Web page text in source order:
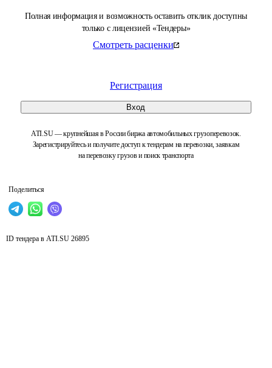
Полная информация и возможность оставить отклик доступны
только с лицензией «Тендеры»
Смотреть расценки
Регистрация
Вход
ATI.SU — крупнейшая в России биржа автомобильных грузоперевозок.
Зарегистрируйтесь и получите доступ к тендерам на перевозки, заявкам
на перевозку грузов и поиск транспорта
Поделиться
ID тендера в ATI.SU 26895